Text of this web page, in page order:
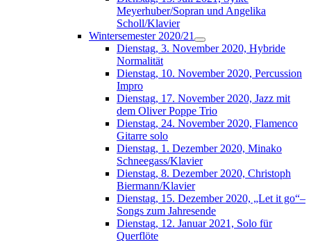
Meyerhuber/Sopran und Angelika
Scholl/Klavier
Wintersemester 2020/21
Dienstag, 3. November 2020, Hybride
Normalität
Dienstag, 10. November 2020, Percussion
Impro
Dienstag, 17. November 2020, Jazz mit
dem Oliver Poppe Trio
Dienstag, 24. November 2020, Flamenco
Gitarre solo
Dienstag, 1. Dezember 2020, Minako
Schneegass/Klavier
Dienstag, 8. Dezember 2020, Christoph
Biermann/Klavier
Dienstag, 15. Dezember 2020, „Let it go“–
Songs zum Jahresende
Dienstag, 12. Januar 2021, Solo für
Querflöte